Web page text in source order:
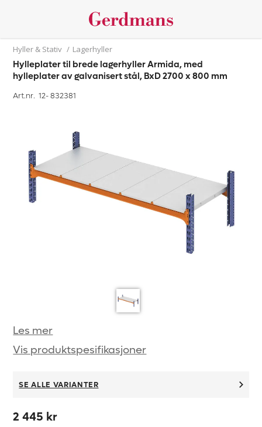
Hyller & Stativ / Lagerhyller
Hylleplater til brede lagerhyller Armida, med
hylleplater av galvanisert stål, BxD 2700 x 800 mm
Art.nr. 12-832381
Les mer
Vis produktspesifikasjoner
SE ALLE VARIANTER
2 445 kr